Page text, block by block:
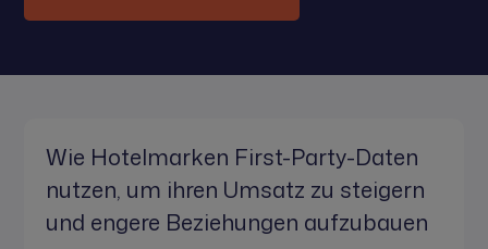
Wie Hotelmarken First-Party-Daten
nutzen, um ihren Umsatz zu steigern
und engere Beziehungen aufzubauen